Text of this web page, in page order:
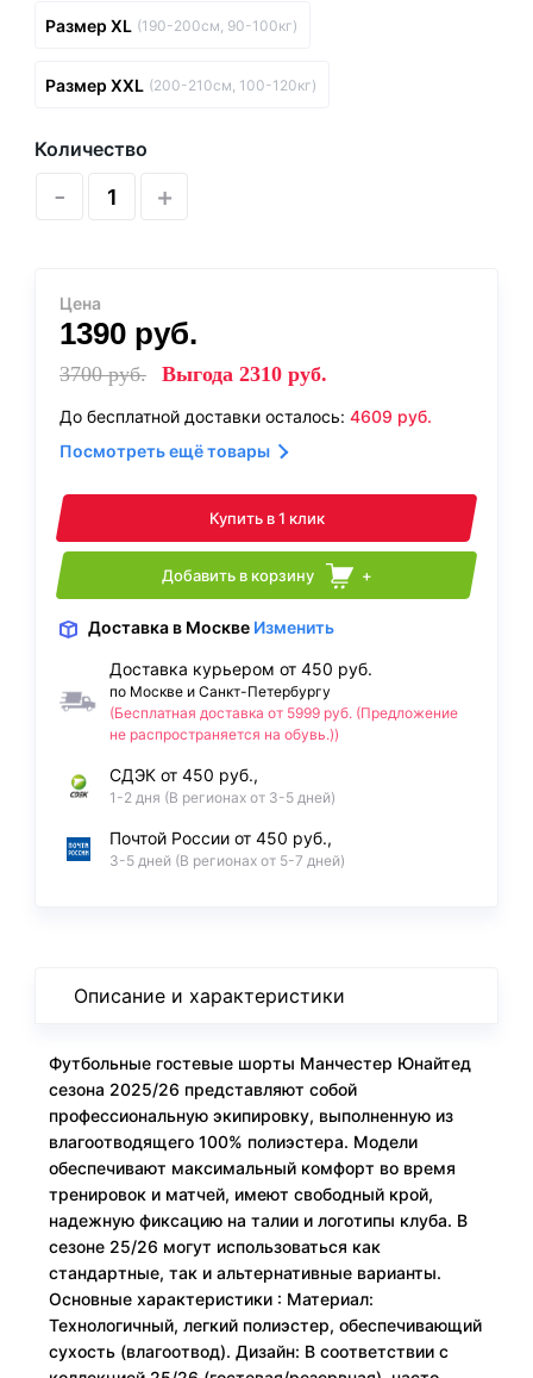
Размер XL (190-200см, 90-100кг)
Размер XXL (200-210см, 100-120кг)
Количество
- +
Цена
1390 руб.
3700руб. Выгода 2310 руб.
До бесплатной доставки осталось: 4609 руб.
Посмотреть ещё товары
Купить в 1 клик
Добавить в корзину +
Доставка в Москве Изменить
Доставка курьером от 450 руб.
по Москве и Санкт-Петербургу
(Бесплатная доставка от 5999 руб. (Предложение
не распространяется на обувь.))
СДЭК от 450 руб.,
1-2 дня (В регионах от 3-5 дней)
Почтой России от 450 руб.,
3-5 дней (В регионах от 5-7 дней)
Описание и характеристики
Футбольные гостевые шорты Манчестер Юнайтед
сезона 2025/26 представляют собой
профессиональную экипировку, выполненную из
влагоотводящего 100% полиэстера. Модели
обеспечивают максимальный комфорт во время
тренировок и матчей, имеют свободный крой,
надежную фиксацию на талии и логотипы клуба. В
сезоне 25/26 могут использоваться как
стандартные, так и альтернативные варианты.
Основные характеристики : Материал:
Технологичный, легкий полиэстер, обеспечивающий
сухость (влагоотвод). Дизайн: В соответствии с